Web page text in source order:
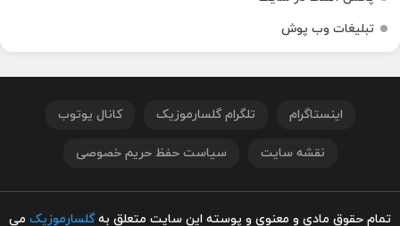
تبلیغات وب پوش
اینستاگرام تلگرام گلسارموزیک کانال یوتوب
نقشه سایت سیاست حفظ حریم خصوصی
تمام حقوق مادی و معنوی و پوسته این سایت متعلق بهگلسارموزیک می